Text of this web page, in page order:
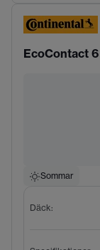
EcoContact 6
Sommar
Däck: